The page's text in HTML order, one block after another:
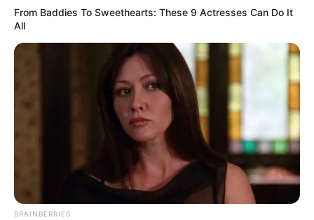
From Baddies To Sweethearts: These 9 Actresses Can Do It
All
BRAINBERRIES